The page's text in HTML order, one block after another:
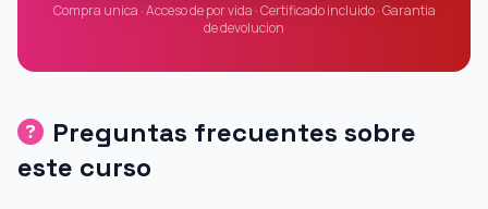
Compra unica · Acceso de por vida · Certificado incluido · Garantia
de devolucion
Preguntas frecuentes sobre
este curso